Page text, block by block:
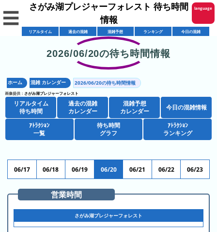
ア
ル
タ
イ
時
間
混
雑
カ
ー
混
カ
レ
ン
ダ
ト
ラ
ン
一
覧
ョ
ッ
プ
一
ア
ト
ラ
シ
人
気
ラ
日
の
English
ภาษาไทย
日本語
☰
さがみ湖プレジャーフォレスト 待ち時間
情報
language
リアルタイム 過去の混雑 混雑予想 ランキング 今日の混雑
2026/06/20の待ち時間情報
ホーム 混雑 カレンダー 2026/06/20の待ち時間情報
画像提供： さがみ湖プレジャーフォレスト
リアルタイム
待ち時間
過去の混雑
カレンダー
混雑予想
カレンダー
今日の混雑情報
ｱﾄﾗｸｼｮﾝ
一覧
待ち時間
グラフ
ｱﾄﾗｸｼｮﾝ
ランキング
06/17 06/18 06/19 06/20 06/21 06/22 06/23
営業時間
さがみ湖プレジャーフォレスト